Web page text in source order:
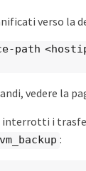
verso la
path
vedere la
interrotti i
: